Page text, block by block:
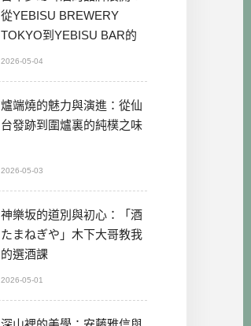
從YEBISU BREWERY
TOKYO到YEBISU BAR的
2026-05-04
爐端燒的魅力與演進：從仙
台發跡到圍爐裏的純樸之味
2026-05-03
神樂坂的道別與初心：「酒
たまねぎや」木下大哥教我
的選酒課
2026-05-01